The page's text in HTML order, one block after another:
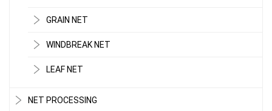
GRAIN NET
WINDBREAK NET
LEAF NET
NET PROCESSING